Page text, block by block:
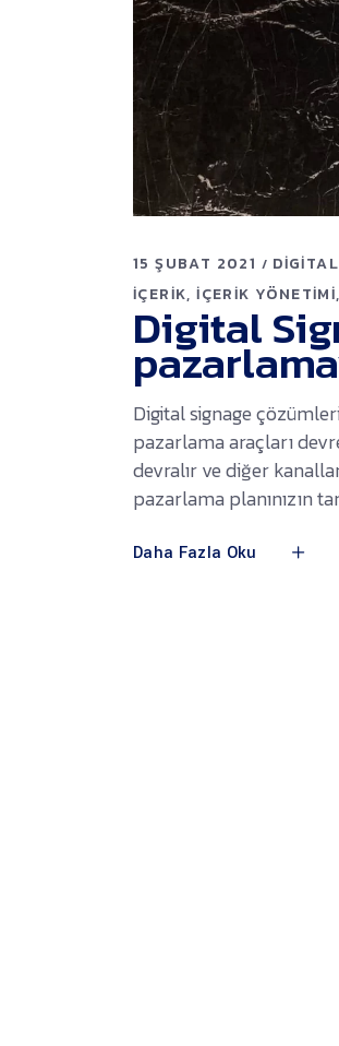
15 ŞUBAT 2021
İÇERIK İÇERIK YÖNETIMI
Digital
Digital signage
pazarlama araçları
devralır ve diğer
pazarlama planınızın
Daha Fazla Oku